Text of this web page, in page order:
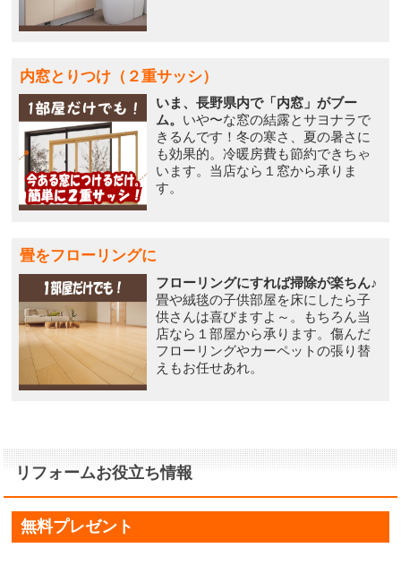
内窓とりつけ（２重サッシ）
いま、長野県内で「内窓」がブー
ム。 いや〜な窓の結露とサヨナラで
きるんです！冬の寒さ、夏の暑さに
も効果的。冷暖房費も節約できちゃ
います。当店なら１窓から承りま
す。
畳をフローリングに
フローリングにすれば掃除が楽ちん♪
畳や絨毯の子供部屋を床にしたら子
供さんは喜びますよ～。もちろん当
店なら１部屋から承ります。傷んだ
フローリングやカーペットの張り替
えもお任せあれ。
リフォームお役立ち情報
無料プレゼント